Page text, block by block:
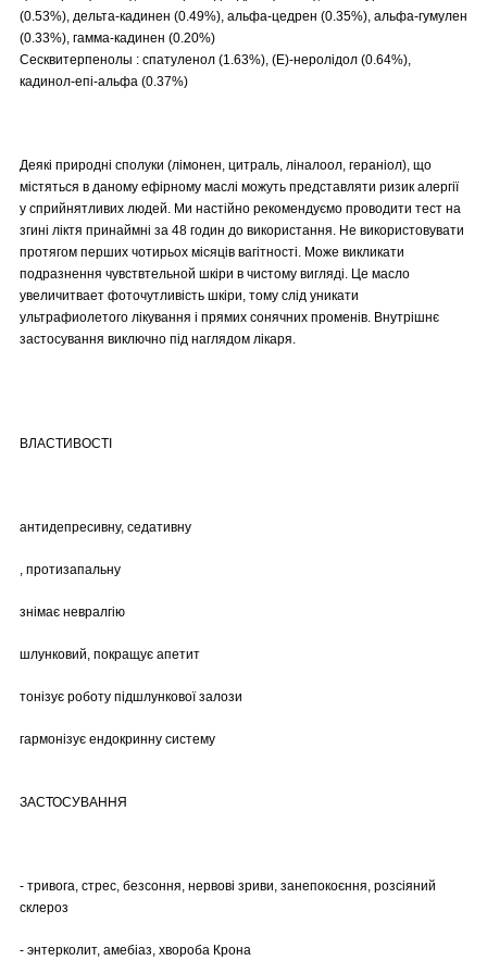
(0.53%), дельта-кадинен (0.49%), альфа-цедрен (0.35%), альфа-гумулен
(0.33%), гамма-кадинен (0.20%)
Сесквитерпенолы : спатуленол (1.63%), (E)-неролідол (0.64%),
кадинол-епі-альфа (0.37%)
Деякі природні сполуки (лімонен, цитраль, ліналоол, гераніол), що
містяться в даному ефірному маслі можуть представляти ризик алергії
у сприйнятливих людей. Ми настійно рекомендуємо проводити тест на
згині ліктя принаймні за 48 годин до використання. Не використовувати
протягом перших чотирьох місяців вагітності. Може викликати
подразнення чувствтельной шкіри в чистому вигляді. Це масло
увеличитвает фоточутливість шкіри, тому слід уникати
ультрафиолетого лікування і прямих сонячних променів. Внутрішнє
застосування виключно під наглядом лікаря.
ВЛАСТИВОСТІ
антидепресивну, седативну
, протизапальну
знімає невралгію
шлунковий, покращує апетит
тонізує роботу підшлункової залози
гармонізує ендокринну систему
ЗАСТОСУВАННЯ
- тривога, стрес, безсоння, нервові зриви, занепокоєння, розсіяний
склероз
- энтерколит, амебіаз, хвороба Крона